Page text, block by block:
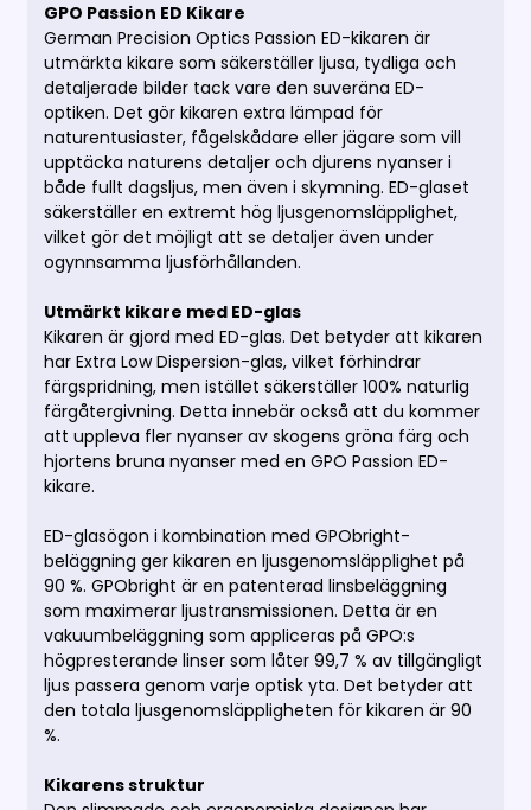
GPO Passion ED Kikare
German Precision Optics Passion ED-kikaren är
utmärkta kikare som säkerställer ljusa, tydliga och
detaljerade bilder tack vare den suveräna ED-
optiken. Det gör kikaren extra lämpad för
naturentusiaster, fågelskådare eller jägare som vill
upptäcka naturens detaljer och djurens nyanser i
både fullt dagsljus, men även i skymning. ED-glaset
säkerställer en extremt hög ljusgenomsläpplighet,
vilket gör det möjligt att se detaljer även under
ogynnsamma ljusförhållanden.
Utmärkt kikare med ED-glas
Kikaren är gjord med ED-glas. Det betyder att kikaren
har Extra Low Dispersion-glas, vilket förhindrar
färgspridning, men istället säkerställer 100% naturlig
färgåtergivning. Detta innebär också att du kommer
att uppleva fler nyanser av skogens gröna färg och
hjortens bruna nyanser med en GPO Passion ED-
kikare.
ED-glasögon i kombination med GPObright-
beläggning ger kikaren en ljusgenomsläpplighet på
90 %. GPObright är en patenterad linsbeläggning
som maximerar ljustransmissionen. Detta är en
vakuumbeläggning som appliceras på GPO:s
högpresterande linser som låter 99,7 % av tillgängligt
ljus passera genom varje optisk yta. Det betyder att
den totala ljusgenomsläppligheten för kikaren är 90
%.
Kikarens struktur